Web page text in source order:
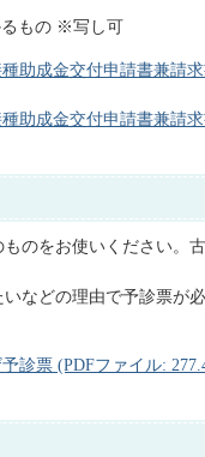
るもの ※写し可
助成金交付申請書兼請
助成金交付申請書兼請
のをお使いください。
などの理由で予診票が
診票 (PDFファイル: